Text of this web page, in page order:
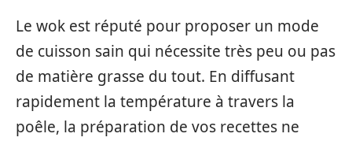
Le wok est réputé pour proposer un mode
de cuisson sain qui nécessite très peu ou pas
de matière grasse du tout. En diffusant
rapidement la température à travers la
poêle, la préparation de vos recettes ne